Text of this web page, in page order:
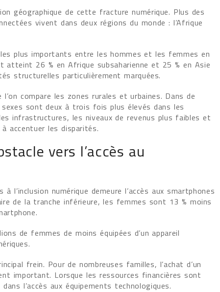
géographique de cette fracture numérique. Plus des
vivent dans deux régions du monde : l’Afrique
plus importants entre les hommes et les femmes en
atteint 26 % en Afrique subsaharienne et 25 % en Asie
structurelles particulièrement marquées.
compare les zones rurales et urbaines. Dans de
sont deux à trois fois plus élevés dans les
infrastructures, les niveaux de revenus plus faibles et
accentuer les disparités.
vers l’accès au
à l’inclusion numérique demeure l’accès aux smartphones
de la tranche inférieure, les femmes sont 13 % moins
de femmes de moins équipées d’un appareil
frein. Pour de nombreuses familles, l’achat d’un
important. Lorsque les ressources financières sont
l’accès aux équipements technologiques.